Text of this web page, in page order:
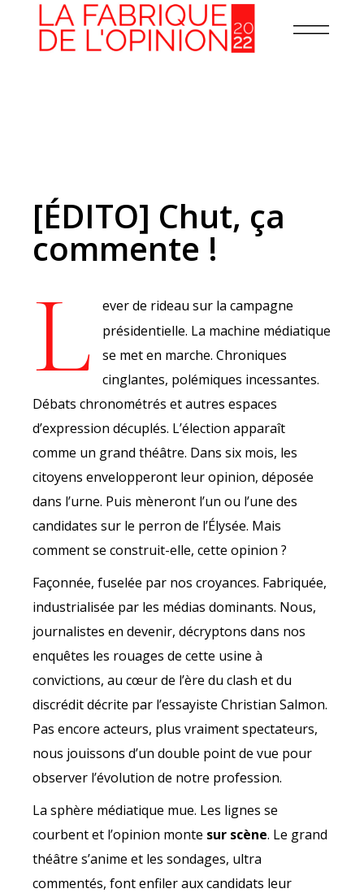
[ÉDITO] Chut, ça
commente !
L
ever de rideau sur la campagne
présidentielle. La machine médiatique
se met en marche. Chroniques
cinglantes, polémiques incessantes.
Débats chronométrés et autres espaces
d’expression décuplés. L’élection apparaît
comme un grand théâtre. Dans six mois, les
citoyens envelopperont leur opinion, déposée
dans l’urne. Puis mèneront l’un ou l’une des
candidates sur le perron de l’Élysée. Mais
comment se construit-elle, cette opinion ?
Façonnée, fuselée par nos croyances. Fabriquée,
industrialisée par les médias dominants. Nous,
journalistes en devenir, décryptons dans nos
enquêtes les rouages de cette usine à
convictions, au cœur de l’ère du clash et du
discrédit décrite par l’essayiste Christian Salmon.
Pas encore acteurs, plus vraiment spectateurs,
nous jouissons d’un double point de vue pour
observer l’évolution de notre profession.
La sphère médiatique mue. Les lignes se
courbent et l’opinion monte sur scène. Le grand
théâtre s’anime et les sondages, ultra
commentés, font enfiler aux candidats leur